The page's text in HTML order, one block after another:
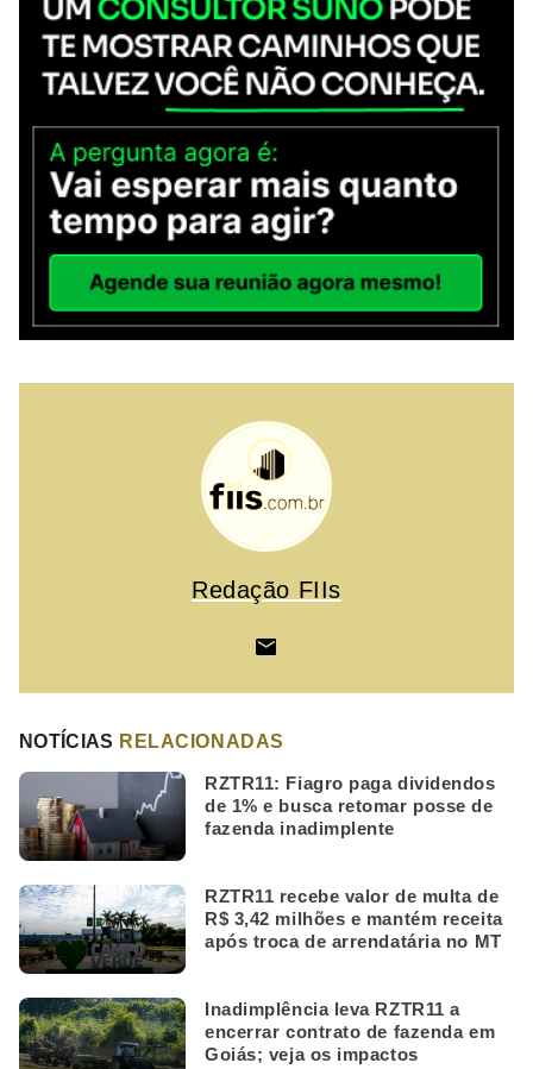
Redação FIIs
NOTÍCIAS RELACIONADAS
RZTR11: Fiagro paga dividendos
de 1% e busca retomar posse de
fazenda inadimplente
RZTR11 recebe valor de multa de
R$ 3,42 milhões e mantém receita
após troca de arrendatária no MT
Inadimplência leva RZTR11 a
encerrar contrato de fazenda em
Goiás; veja os impactos